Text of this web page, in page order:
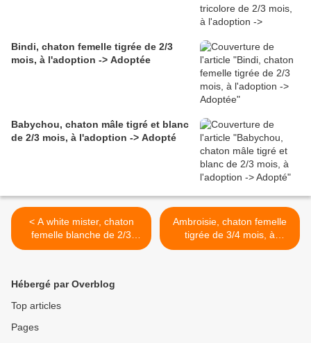
Bindi, chaton femelle tigrée de 2/3
mois, à l'adoption -> Adoptée
Babychou, chaton mâle tigré et blanc
de 2/3 mois, à l'adoption -> Adopté
< A white mister, chaton
femelle blanche de 2/3
mois, à l'adoption ->
Ambroisie, chaton femelle
tigrée de 3/4 mois, à
l'adoption -> adoptée >
Hébergé par Overblog
Top articles
Pages